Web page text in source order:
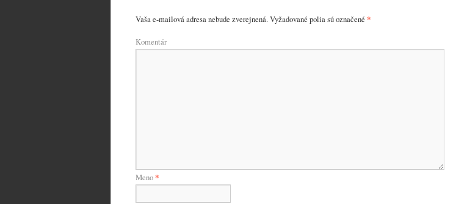
Vaša e-mailová adresa nebude zverejnená.Vyžadované polia sú označené *
Komentár
Meno*